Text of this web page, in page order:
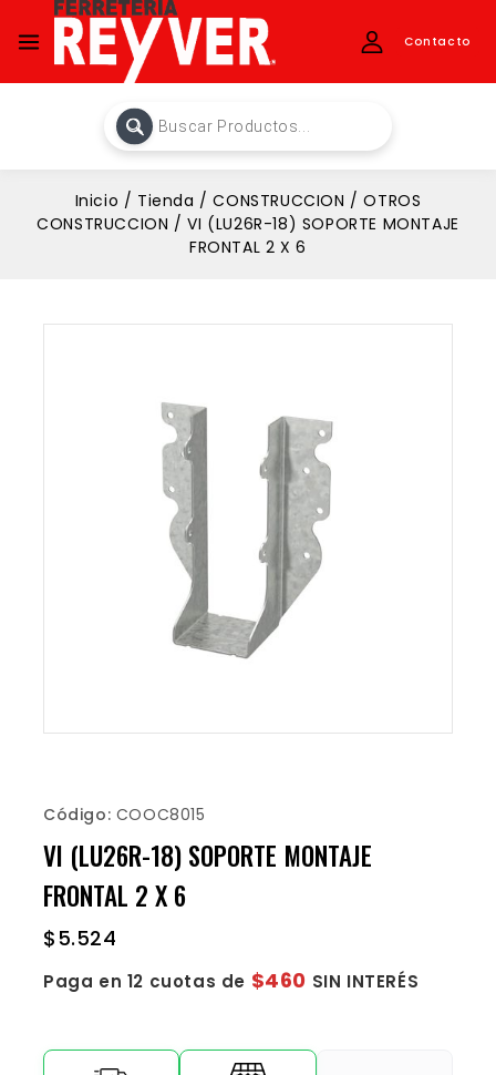
Contacto
Inicio / Tienda / CONSTRUCCION / OTROS
CONSTRUCCION / VI (LU26R-18) SOPORTE MONTAJE
FRONTAL 2 X 6
Código: COOC8015
VI (LU26R-18) SOPORTE MONTAJE
FRONTAL 2 X 6
$5.524
Paga en 12 cuotas de $460 SIN INTERÉS